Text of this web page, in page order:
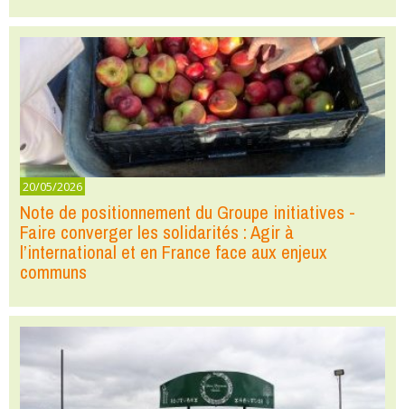
20/05/2026
Note de positionnement du Groupe initiatives -
Faire converger les solidarités : Agir à
l’international et en France face aux enjeux
communs